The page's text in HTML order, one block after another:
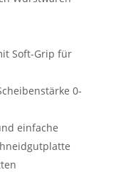
Soft-Grip für
0-
einfache